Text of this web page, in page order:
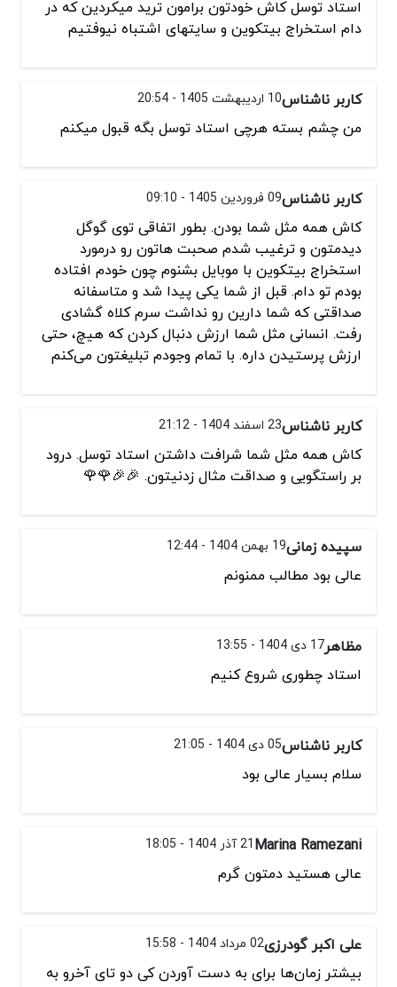
استاد توسل کاش خودتون برامون ترید میکردین که در
دام استخراج بیتکوین و سایتهای اشتباه نیوفتیم
کاربر ناشناس10 اردیبهشت 1405 - 20:54
من چشم بسته هرچی استاد توسل بگه قبول میکنم
کاربر ناشناس09 فروردین 1405 - 09:10
کاش همه مثل شما بودن. بطور اتفاقی توی گوگل
دیدمتون و ترغیب شدم صحبت هاتون رو درمورد
استخراج بیتکوین با موبایل بشنوم چون خودم افتاده
بودم تو دام. قبل از شما یکی پیدا شد و متاسفانه
صداقتی که شما دارین رو نداشت سرم کلاه گشادی
رفت. انسانی مثل شما ارزش دنبال کردن که هیچ، حتی
ارزش پرستیدن داره. با تمام وجودم تبلیغتون می‌کنم
کاربر ناشناس23 اسفند 1404 - 21:12
کاش همه مثل شما شرافت داشتن استاد توسل. درود
بر راستگویی و صداقت مثال زدنیتون. 🎉🎉🌹🌹
سپیده زمانی19 بهمن 1404 - 12:44
عالی بود مطالب ممنونم
مظاهر17 دی 1404 - 13:55
استاد چطوری شروع کنیم
کاربر ناشناس05 دی 1404 - 21:05
سلام بسیار عالی بود
Marina Ramezani21 آذر 1404 - 18:05
عالی هستید دمتون گرم
علی اکبر گودرزی02 مرداد 1404 - 15:58
بیشتر زمان‌ها برای به دست آوردن کی دو تای آخرو به